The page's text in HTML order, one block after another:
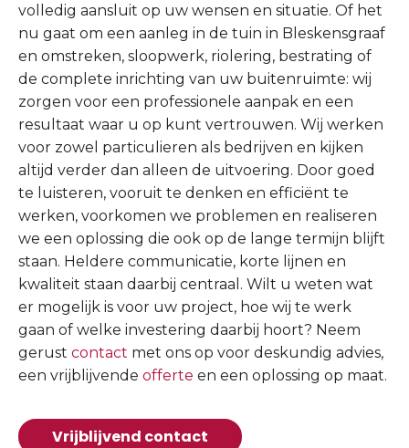
volledig aansluit op uw wensen en situatie. Of het
nu gaat om een aanleg in de tuin in Bleskensgraaf
en omstreken, sloopwerk, riolering, bestrating of
de complete inrichting van uw buitenruimte: wij
zorgen voor een professionele aanpak en een
resultaat waar u op kunt vertrouwen. Wij werken
voor zowel particulieren als bedrijven en kijken
altijd verder dan alleen de uitvoering. Door goed
te luisteren, vooruit te denken en efficiënt te
werken, voorkomen we problemen en realiseren
we een oplossing die ook op de lange termijn blijft
staan. Heldere communicatie, korte lijnen en
kwaliteit staan daarbij centraal. Wilt u weten wat
er mogelijk is voor uw project, hoe wij te werk
gaan of welke investering daarbij hoort? Neem
gerust contact met ons op voor deskundig advies,
een vrijblijvende offerte en een oplossing op maat.
Vrijblijvend contact